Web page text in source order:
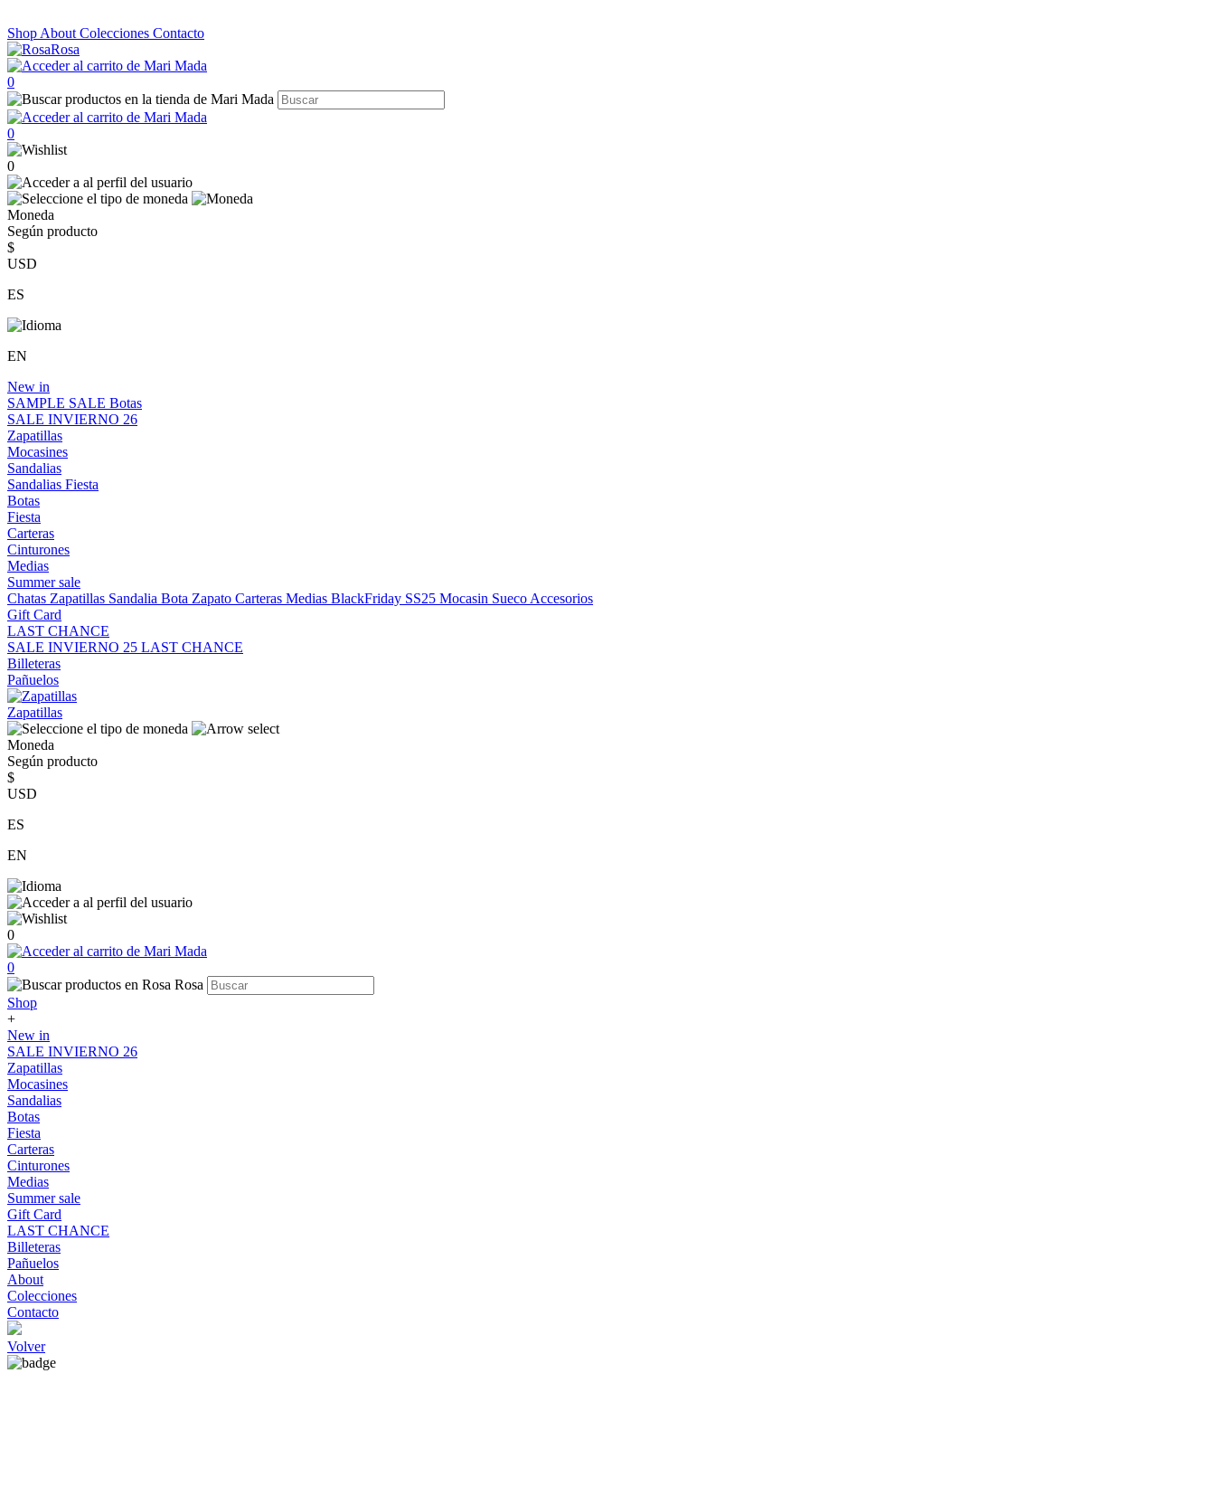
Shop About Colecciones Contacto
0
0
0
Moneda
Según producto
$
USD
ES
EN
New in
SAMPLE SALE Botas
SALE INVIERNO 26
Zapatillas
Mocasines
Sandalias
Sandalias Fiesta
Botas
Fiesta
Carteras
Cinturones
Medias
Summer sale
Chatas Zapatillas Sandalia Bota Zapato Carteras Medias BlackFriday SS25 Mocasin Sueco Accesorios
Gift Card
LAST CHANCE
SALE INVIERNO 25 LAST CHANCE
Billeteras
Pañuelos
Zapatillas
Moneda
Según producto
$
USD
ES
EN
0
0
Shop
+
New in
SALE INVIERNO 26
Zapatillas
Mocasines
Sandalias
Botas
Fiesta
Carteras
Cinturones
Medias
Summer sale
Gift Card
LAST CHANCE
Billeteras
Pañuelos
About
Colecciones
Contacto
Volver